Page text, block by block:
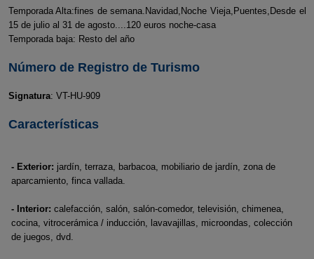
Temporada Alta:fines de semana.Navidad,Noche Vieja,Puentes,Desde el
15 de julio al 31 de agosto....120 euros noche-casa
Temporada baja: Resto del año
Número de Registro de Turismo
Signatura: VT-HU-909
Características
- Exterior: jardín, terraza, barbacoa, mobiliario de jardín, zona de
aparcamiento, finca vallada.
- Interior: calefacción, salón, salón-comedor, televisión, chimenea,
cocina, vitrocerámica / inducción, lavavajillas, microondas, colección
de juegos, dvd.